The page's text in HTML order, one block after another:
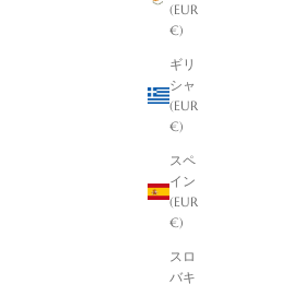
(EUR
€)
ギリ
シャ
(EUR
€)
スペ
イン
(EUR
€)
スロ
バキ